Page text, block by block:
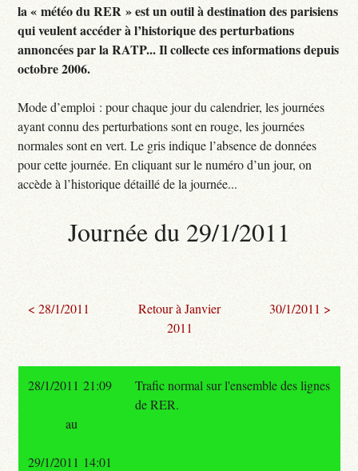
la « météo du RER » est un outil à destination des parisiens
qui veulent accéder à l’historique des perturbations
annoncées par la RATP... Il collecte ces informations depuis
octobre 2006.
Mode d’emploi : pour chaque jour du calendrier, les journées
ayant connu des perturbations sont en rouge, les journées
normales sont en vert. Le gris indique l’absence de données
pour cette journée. En cliquant sur le numéro d’un jour, on
accède à l’historique détaillé de la journée...
Journée du 29/1/2011
< 28/1/2011
Retour à Janvier
2011
30/1/2011 >
28/1/2011 21:09
Trafic normal sur l'ensemble des lignes
de RER.
au
29/1/2011 14:01